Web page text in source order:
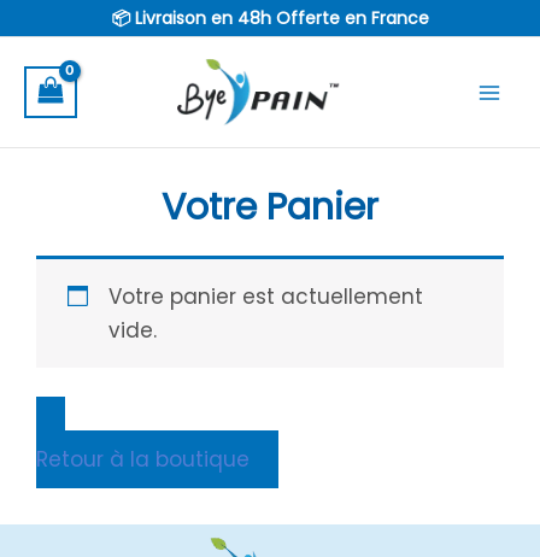
contenu
📦 Livraison en 48h Offerte en France
Votre Panier
Votre panier est actuellement
vide.
Retour à la boutique